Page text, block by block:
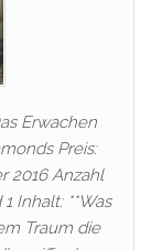
Erwachen
Preis:
2016 Anzahl
Inhalt: **Was
Traum die